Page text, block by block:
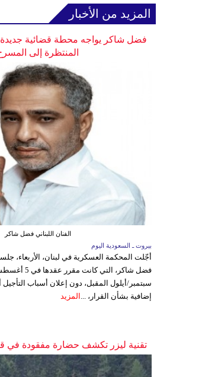
المزيد من الأخبار
فضل شاكر يواجه محطة قضائية جديدة
المنتظرة إلى
الفنان اللبناني فضل شاكر
بيروت ـ السعودية اليوم
أجّلت المحكمة العسكرية في لبنان، الأربعاء،
سبتمبر/أيلول المقبل، دون إعلان أسباب
إضافية بشأن القرار، ... المزيد
تقنية ليزر تكشف حضارة مفقودة في